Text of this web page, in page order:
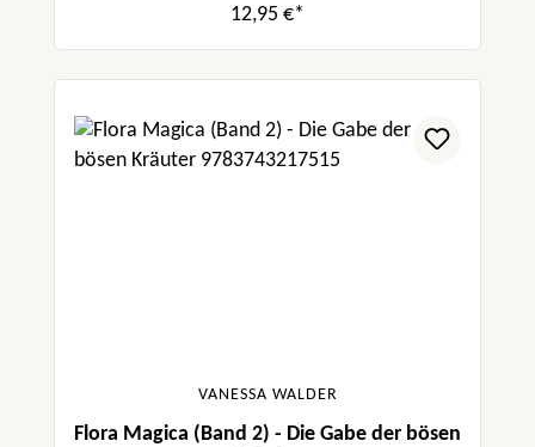
12,95 €*
VANESSA WALDER
Flora Magica (Band 2) - Die Gabe der bösen